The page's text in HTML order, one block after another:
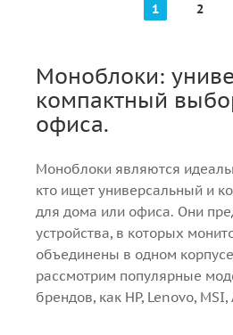
1 2
Моноблоки:
компактный
офиса.
Моноблоки являются
кто ищет универсальный и
для дома или офиса. Они
устройства, в которых
объединены в одном
рассмотрим популярные
брендов, как HP, Lenovo, MSI,